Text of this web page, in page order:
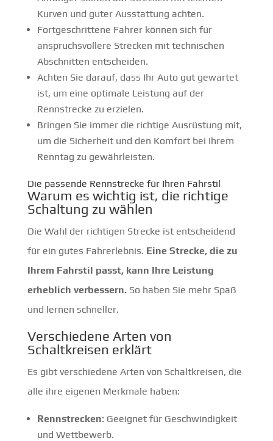
Kurven und guter Ausstattung achten.
Fortgeschrittene Fahrer können sich für
anspruchsvollere Strecken mit technischen
Abschnitten entscheiden.
Achten Sie darauf, dass Ihr Auto gut gewartet
ist, um eine optimale Leistung auf der
Rennstrecke zu erzielen.
Bringen Sie immer die richtige Ausrüstung mit,
um die Sicherheit und den Komfort bei Ihrem
Renntag zu gewährleisten.
Die passende Rennstrecke für Ihren Fahrstil
Warum es wichtig ist, die richtige
Schaltung zu wählen
Die Wahl der richtigen Strecke ist entscheidend
für ein gutes Fahrerlebnis. Eine Strecke, die zu
Ihrem Fahrstil passt, kann Ihre Leistung
erheblich verbessern.So haben Sie mehr Spaß
und lernen schneller.
Verschiedene Arten von
Schaltkreisen erklärt
Es gibt verschiedene Arten von Schaltkreisen, die
alle ihre eigenen Merkmale haben:
Rennstrecken: Geeignet für Geschwindigkeit
und Wettbewerb.